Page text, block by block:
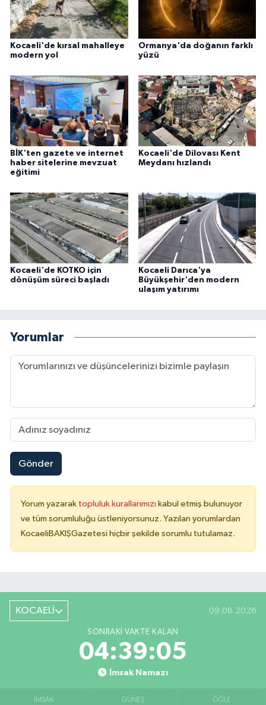
Kocaeli'de kırsal mahalleye
modern yol
Ormanya'da doğanın farklı
yüzü
BİK'ten gazete ve internet
haber sitelerine mevzuat
eğitimi
Kocaeli'de Dilovası Kent
Meydanı hızlandı
Kocaeli'de KOTKO için
dönüşüm süreci başladı
Kocaeli Darıca'ya
Büyükşehir'den modern
ulaşım yatırımı
Yorumlar
Gönder
Yorum yazarak topluluk kurallarımızı kabul etmiş bulunuyor
ve tüm sorumluluğu üstleniyorsunuz. Yazılan yorumlardan
KocaeliBAKIŞGazetesi hiçbir şekilde sorumlu tutulamaz.
KOCAELİ 09.08.2026
SONRAKI VAKTE KALAN
04:39:05
İmsak Namazı
İMSAK GÜNEŞ ÖĞLE